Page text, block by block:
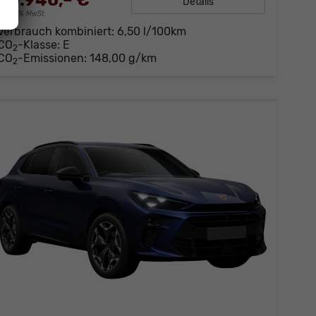
incl. 19% MwSt.
kombiniert: 6,50 l/100km
2-Klasse: E
2-Emissionen: 148,00 g/km